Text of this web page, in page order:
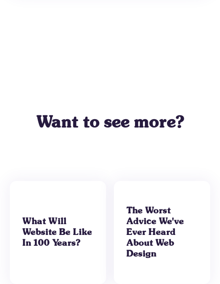
Want to see more?
What Will
Website Be Like
In 100 Years?
The Worst
Advice We've
Ever Heard
About Web
Design